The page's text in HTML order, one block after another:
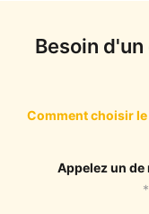
Besoin
Comment choisir
Appelez un